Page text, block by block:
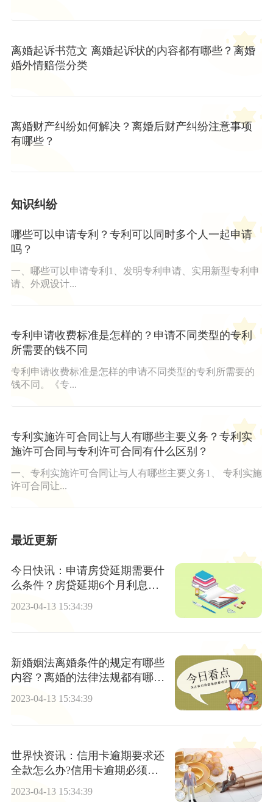
离婚起诉书范文 离婚起诉状的内容都有哪些？离婚
婚外情赔偿分类
离婚财产纠纷如何解决？离婚后财产纠纷注意事项
有哪些？
知识纠纷
哪些可以申请专利？专利可以同时多个人一起申请
吗？
一、哪些可以申请专利1、发明专利申请、实用新型专利申
请、外观设计...
专利申请收费标准是怎样的？申请不同类型的专利
所需要的钱不同
专利申请收费标准是怎样的申请不同类型的专利所需要的
钱不同。《专...
专利实施许可合同让与人有哪些主要义务？专利实
施许可合同与专利许可合同有什么区别？
一、专利实施许可合同让与人有哪些主要义务1、 专利实施
许可合同让...
最近更新
今日快讯：申请房贷延期需要什
么条件？房贷延期6个月利息怎
2023-04-13 15:34:39
新婚姻法离婚条件的规定有哪些
内容？离婚的法律法规都有哪
些？
2023-04-13 15:34:39
世界快资讯：信用卡逾期要求还
全款怎么办?信用卡逾期必须还
2023-04-13 15:34:39